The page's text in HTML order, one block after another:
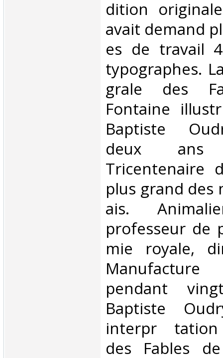
dition
avait demand
es de travail
typographes.
grale des
Fontaine
Baptiste
deux
Tricentenaire
plus grand des
ais.
professeur de
mie royale,
Manufacture
pendant
Baptiste
interpr tation
des Fables